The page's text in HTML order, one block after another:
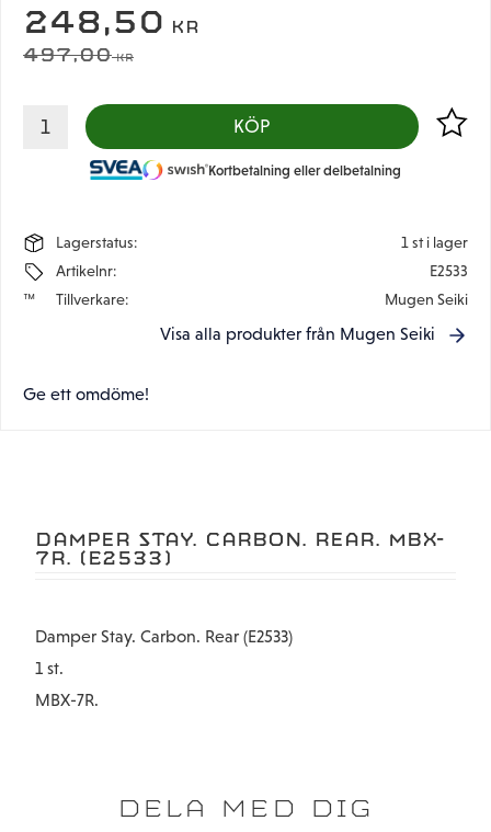
NEDSATT PRIS:
248,50 KR
ORDINARIE PRIS:
497,00KR
KÖP Lägg
Kortbetalning eller delbetalning
Lagerstatus
1 st i lager
Artikelnr
E2533
Tillverkare
Mugen Seiki
Visa alla produkter från Mugen Seiki
Ge ett omdöme!
DAMPER STAY. CARBON. REAR. MBX-
7R. (E2533)
Damper Stay. Carbon. Rear (E2533)
1 st.
MBX-7R.
DELA MED DIG